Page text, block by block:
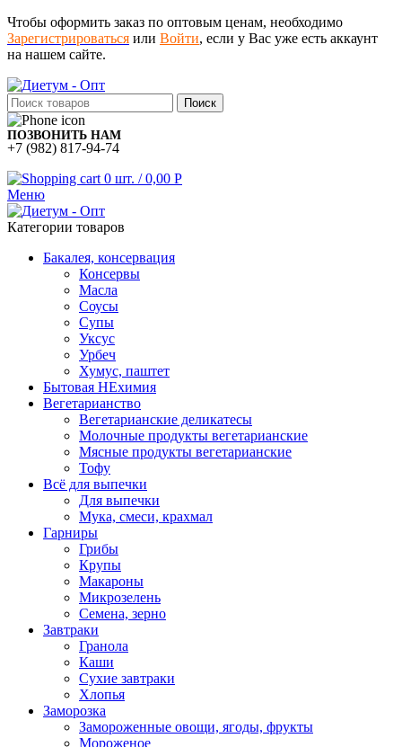
Чтобы оформить заказ по оптовым ценам, необходимо
Зарегистрироваться или Войти, если у Вас уже есть аккаунт
на нашем сайте.
Поиск
ПОЗВОНИТЬ НАМ
+7 (982) 817-94-74
0 шт. / 0,00 Р
Меню
Категории товаров
Бакалея, консервация
Консервы
Масла
Соусы
Супы
Уксус
Урбеч
Хумус, паштет
Бытовая НЕхимия
Вегетарианство
Вегетарианские деликатесы
Молочные продукты вегетарианские
Мясные продукты вегетарианские
Тофу
Всё для выпечки
Для выпечки
Мука, смеси, крахмал
Гарниры
Грибы
Крупы
Макароны
Микрозелень
Семена, зерно
Завтраки
Гранола
Каши
Сухие завтраки
Хлопья
Заморозка
Замороженные овощи, ягоды, фрукты
Мороженое